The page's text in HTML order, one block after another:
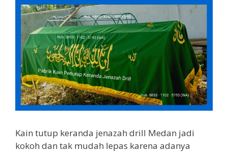
Kain tutup keranda jenazah drill Medan jadi
kokoh dan tak mudah lepas karena adanya